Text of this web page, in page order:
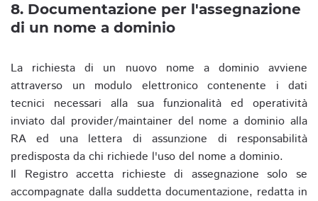
8. Documentazione per l'assegnazione
di un nome a dominio
La richiesta di un nuovo nome a dominio avviene
attraverso un modulo elettronico contenente i dati
tecnici necessari alla sua funzionalità ed operatività
inviato dal provider/maintainer del nome a dominio alla
RA ed una lettera di assunzione di responsabilità
predisposta da chi richiede l'uso del nome a dominio.
Il Registro accetta richieste di assegnazione solo se
accompagnate dalla suddetta documentazione, redatta in